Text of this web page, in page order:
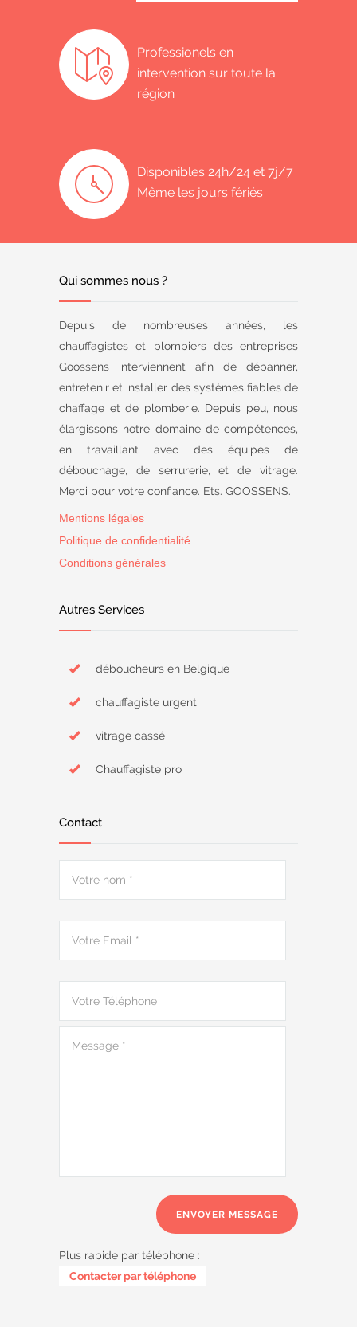
Professionels en
intervention sur toute la
région
Disponibles 24h/24 et 7j/7
Même les jours fériés
Qui sommes nous ?
Depuis de nombreuses années, les
chauffagistes et plombiers des entreprises
Goossens interviennent afin de dépanner,
entretenir et installer des systèmes fiables de
chaffage et de plomberie. Depuis peu, nous
élargissons notre domaine de compétences,
en travaillant avec des équipes de
débouchage, de serrurerie, et de vitrage.
Merci pour votre confiance. Ets. GOOSSENS.
Mentions légales
Politique de confidentialité
Conditions générales
Autres Services
déboucheurs en Belgique
chauffagiste urgent
vitrage cassé
Chauffagiste pro
Contact
Plus rapide par téléphone :
0485 58 62 32
Contacter par téléphone